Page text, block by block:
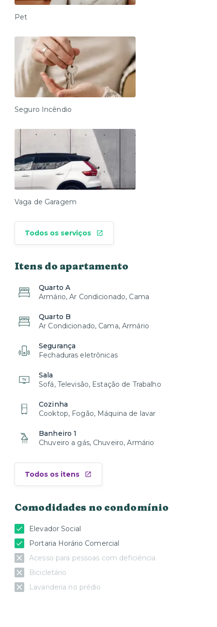
Pet
Seguro Incêndio
Vaga de Garagem
Todos os serviços
Itens do apartamento
Quarto A
Armário, Ar Condicionado, Cama
Quarto B
Ar Condicionado, Cama, Armário
Segurança
Fechaduras eletrônicas
Sala
Sofá, Televisão, Estação de Trabalho
Cozinha
Cooktop, Fogão, Máquina de lavar
Banheiro 1
Chuveiro a gás, Chuveiro, Armário
Todos os itens
Comodidades no condomínio
Elevador Social
Portaria Horário Comercial
Acesso para pessoas com deficiência
Bicicletário
Lavanderia no prédio